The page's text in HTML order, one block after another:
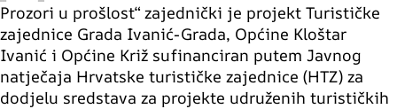
Prozori u prošlost“ zajednički je projekt Turističke
zajednice Grada Ivanić-Grada, Općine Kloštar
Ivanić i Općine Križ sufinanciran putem Javnog
natječaja Hrvatske turističke zajednice (HTZ) za
dodjelu sredstava za projekte udruženih turističkih